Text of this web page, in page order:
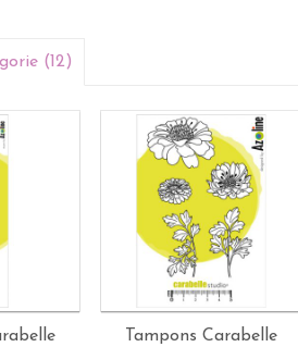
(12)
Tampons Carabelle